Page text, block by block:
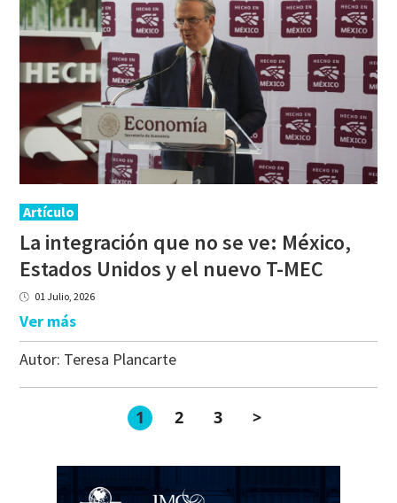
Artículo
La integración que no se ve: México,
Estados Unidos y el nuevo T-MEC
01 Julio, 2026
Ver más
Autor: Teresa Plancarte
1 2 3 >